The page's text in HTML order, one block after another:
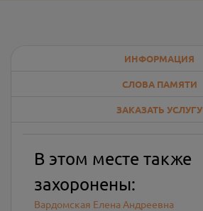
ИНФОРМАЦИЯ
СЛОВА ПАМЯТИ
ЗАКАЗАТЬ УСЛУГУ
В этом месте также
захоронены:
Вардомская Елена Андреевна